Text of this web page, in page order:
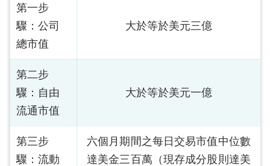
第一步
驟：公司
總市值
大於等於美元三億
第二步
驟：自由
流通市值
大於等於美元一億
第三步
驟：流動
六個月期間之每日交易市值中位數
達美金三百萬（現存成分股則達美